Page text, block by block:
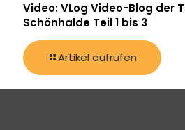
Video: VLog Video-Blog der
Schönhalde Teil 1 bis 3
Artikel aufrufen